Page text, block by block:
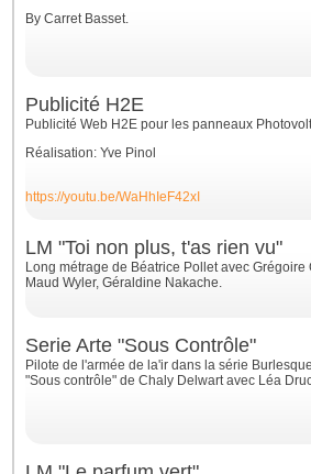
By Carret Basset.
Publicité H2E
Publicité Web H2E pour les panneaux
Réalisation: Yve Pinol
https://youtu.be/WaHhIeF42xI
LM "Toi non plus, t'as rien vu"
Long métrage de Béatrice Pollet avec Grégoire
Maud Wyler, Géraldine Nakache
Serie Arte "Sous Contrôle"
Pilote de l'armée de la'ir dans la série
"Sous contrôle" de Chaly Delwart avec Léa